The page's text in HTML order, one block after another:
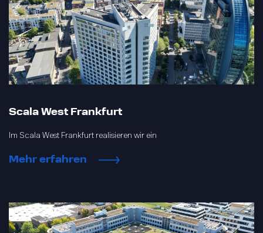
Scala West Frankfurt
Im Scala West Frankfurt realisieren wir ein
Mehr erfahren